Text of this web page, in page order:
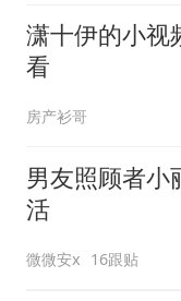
潇十伊的小视
看
房产衫哥
男友照顾者小
活
微微安x 16跟贴